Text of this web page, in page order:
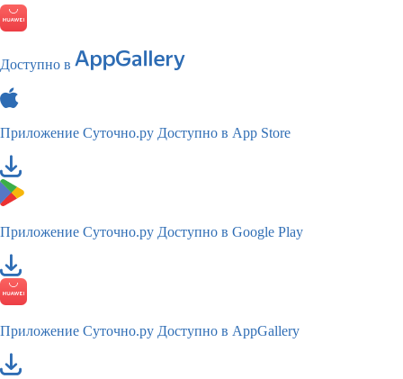
Доступно в
Приложение Суточно.ру Доступно в App Store
Приложение Суточно.ру Доступно в Google Play
Приложение Суточно.ру Доступно в AppGallery